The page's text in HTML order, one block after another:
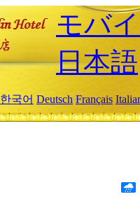
モバ
日本語
한국어 Deutsch Français